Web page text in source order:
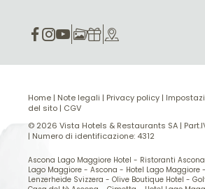
Home | Note legali | Privacy policy |
del sito | CGV
© 2026 Vista Hotels & Restaurants SA |
| Numero di identificazione: 4312
Ascona Lago Maggiore Hotel - Ristoranti Ascona
Lago Maggiore - Ascona - Hotel Lago Maggiore -
Lenzerheide Svizzera - Olive Boutique Hotel -